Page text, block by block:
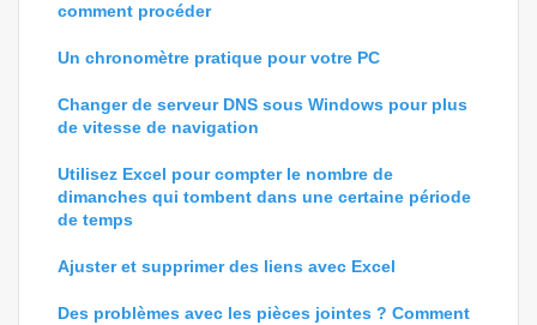
comment procéder
Un chronomètre pratique pour votre PC
Changer de serveur DNS sous Windows pour plus
de vitesse de navigation
Utilisez Excel pour compter le nombre de
dimanches qui tombent dans une certaine période
de temps
Ajuster et supprimer des liens avec Excel
Des problèmes avec les pièces jointes ? Comment